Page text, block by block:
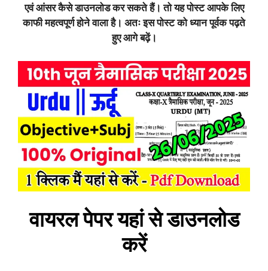
एवं आंसर कैसे डाउनलोड कर सकते हैं। तो यह पोस्ट आपके लिए
काफी महत्वपूर्ण होने वाला है। अतः इस पोस्ट को ध्यान पूर्वक पढ़ते
हुए आगे बढ़ें।
वायरल पेपर यहां से डाउनलोड
करें